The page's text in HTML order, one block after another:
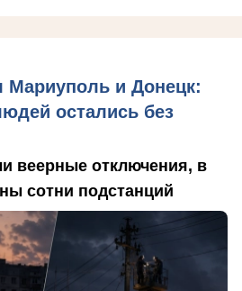
Мариуполь и Донецк:
остались без
веерные отключения, в
сотни подстанций